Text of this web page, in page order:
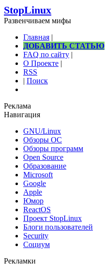
StopLinux
Развенчиваем мифы
Главная |
ДОБАВИТЬ СТАТЬЮ
FAQ по сайту |
О Проекте |
RSS
| Поиск
Реклама
Навигация
GNU/Linux
Обзоры ОС
Обзоры программ
Open Source
Образование
Microsoft
Google
Apple
Юмор
ReactOS
Проект StopLinux
Блоги пользователей
Security
Социум
Рекламки